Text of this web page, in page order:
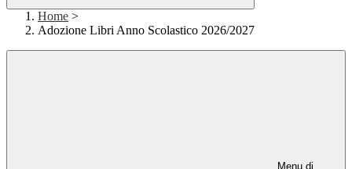
Home >
Adozione Libri Anno Scolastico 2026/2027
Menu di